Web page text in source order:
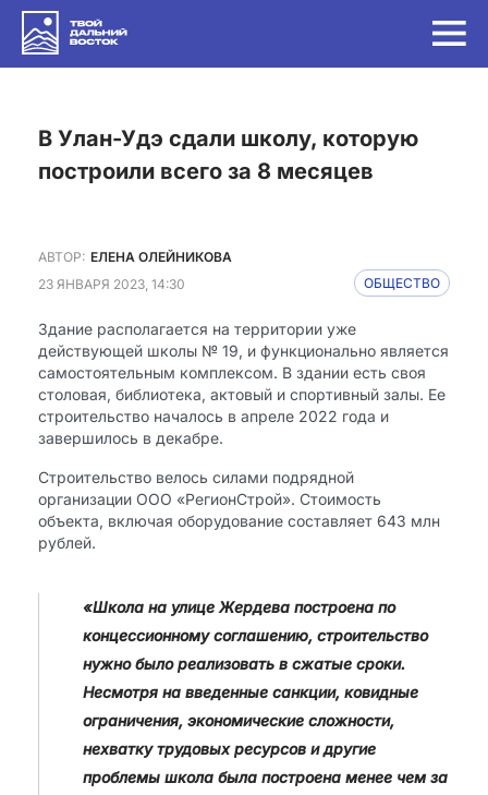
в Улан-Удэ сдали школу, которую
построили всего за 8 месяцев
АВТОР: ЕЛЕНА ОЛЕЙНИКОВА
23 ЯНВАРЯ 2023, 14:30
ОБЩЕСТВО
Здание располагается на территории уже
действующей школы № 19, и функционально является
самостоятельным комплексом. В здании есть своя
столовая, библиотека, актовый и спортивный залы. Ее
строительство началось в апреле 2022 года и
завершилось в декабре.
Строительство велось силами подрядной
организации ООО «РегионСтрой». Стоимость
объекта, включая оборудование составляет 643 млн
рублей.
«Школа на улице Жердева построена по
концессионному соглашению, строительство
нужно было реализовать в сжатые сроки.
Несмотря на введенные санкции, ковидные
ограничения, экономические сложности,
нехватку трудовых ресурсов и другие
проблемы школа была построена менее чем за